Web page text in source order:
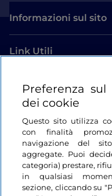
Informazioni sul sito
Link Utili
Login
Restiamo in contatto
Preferenza sul
dei cookie
Questo sito utilizza
con finalità
navigazione del
aggregate. Puoi
categoria) prestare,
in qualsiasi
sezione, cliccando su